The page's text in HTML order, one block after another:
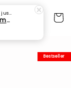
Bestseller
just purchased
GB4| Siri Fenomena Alam: Gempa Bumi & Tsunami Yang Memusnahkan Kehidupan (SFM 2A)